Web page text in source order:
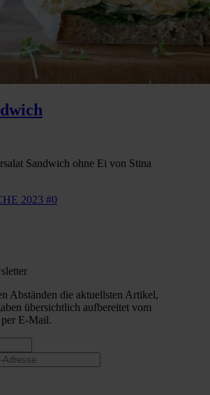
Sandwich ohne Ei von Stina
2023 #0
Abständen die aktuellsten Artikel,
übersichtlich aufbereitet vom
E-Mail.